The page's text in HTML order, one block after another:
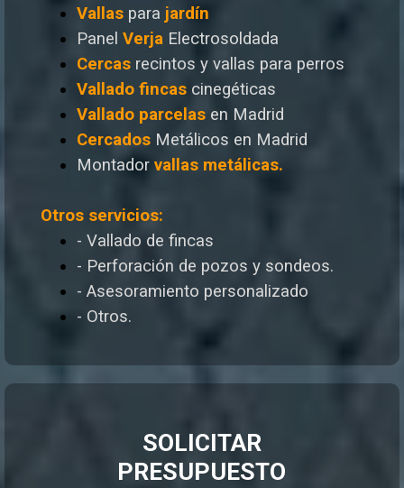
Vallas para jardín
Panel Verja Electrosoldada
Cercas recintos y vallas para perros
Vallado fincas cinegéticas
Vallado parcelas en Madrid
Cercados Metálicos en Madrid
Montador vallas metálicas.
Otros servicios:
- Vallado de fincas
- Perforación de pozos y sondeos.
- Asesoramiento personalizado
- Otros.
SOLICITAR
PRESUPUESTO